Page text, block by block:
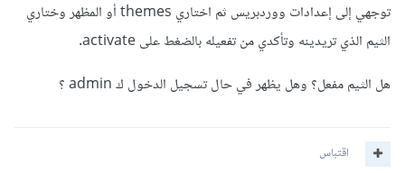
توجهي إلى إعدادات ووردبريس ثم اختاري themes أو المظهر وختاري
الثيم الذي تريدينه وتأكدي من تفعيله بالضغط على activate.
هل الثيم مفعل؟ وهل يظهر في حال تسجيل الدخول ك admin ؟
اقتباس